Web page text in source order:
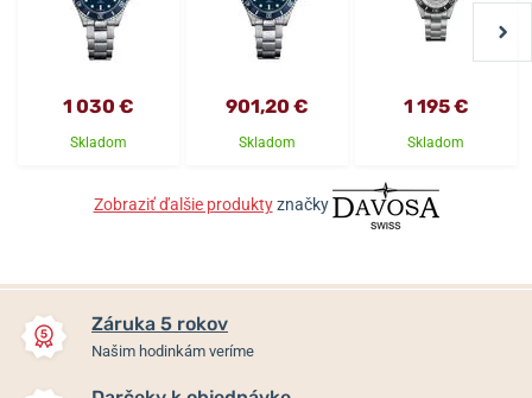
1 030 €
Skladom
901,20 €
Skladom
1 195 €
Skladom
Zobraziť ďalšie produktyznačky
Záruka 5 rokov
Našim hodinkám veríme